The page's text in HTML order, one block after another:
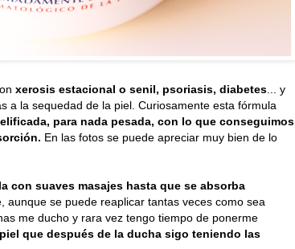
xerosis estacional o senil, psoriasis, diabetes ... y
a la sequedad de la piel. Curiosamente esta fórmula
para nada pesada, con lo que conseguimos
En las fotos se puede apreciar muy bien de lo
con suaves masajes hasta que se absorba
aunque se puede reaplicar tantas veces como sea
me ducho y rara vez tengo tiempo de ponerme
que después de la ducha sigo teniendo las